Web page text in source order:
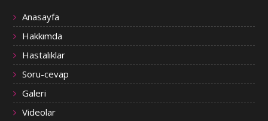
Anasayfa
Hakkımda
Hastalıklar
Soru-cevap
Galeri
Videolar